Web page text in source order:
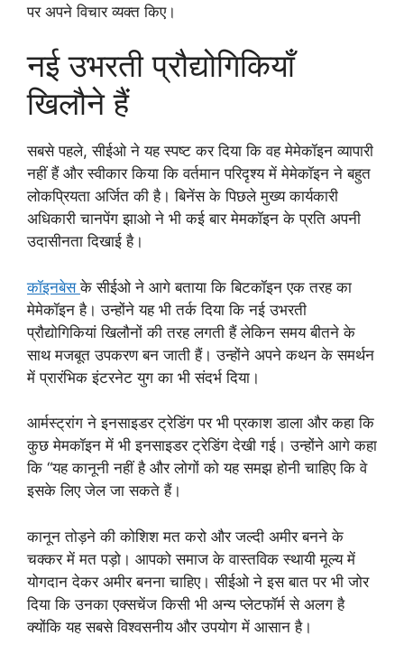
पर अपने विचार व्यक्त किए।
नई उभरती प्रौद्योगिकियाँ
खिलौने हैं
सबसे पहले, सीईओ ने यह स्पष्ट कर दिया कि वह मेमेकॉइन व्यापारी
नहीं हैं और स्वीकार किया कि वर्तमान परिदृश्य में मेमेकॉइन ने बहुत
लोकप्रियता अर्जित की है। बिनेंस के पिछले मुख्य कार्यकारी
अधिकारी चानपेंग झाओ ने भी कई बार मेमकॉइन के प्रति अपनी
उदासीनता दिखाई है।
कॉइनबेसके सीईओ ने आगे बताया कि बिटकॉइन एक तरह का
मेमेकॉइन है। उन्होंने यह भी तर्क दिया कि नई उभरती
प्रौद्योगिकियां खिलौनों की तरह लगती हैं लेकिन समय बीतने के
साथ मजबूत उपकरण बन जाती हैं। उन्होंने अपने कथन के समर्थन
में प्रारंभिक इंटरनेट युग का भी संदर्भ दिया।
आर्मस्ट्रांग ने इनसाइडर ट्रेडिंग पर भी प्रकाश डाला और कहा कि
कुछ मेमकॉइन में भी इनसाइडर ट्रेडिंग देखी गई। उन्होंने आगे कहा
कि “यह कानूनी नहीं है और लोगों को यह समझ होनी चाहिए कि वे
इसके लिए जेल जा सकते हैं।
कानून तोड़ने की कोशिश मत करो और जल्दी अमीर बनने के
चक्कर में मत पड़ो। आपको समाज के वास्तविक स्थायी मूल्य में
योगदान देकर अमीर बनना चाहिए। सीईओ ने इस बात पर भी जोर
दिया कि उनका एक्सचेंज किसी भी अन्य प्लेटफॉर्म से अलग है
क्योंकि यह सबसे विश्वसनीय और उपयोग में आसान है।